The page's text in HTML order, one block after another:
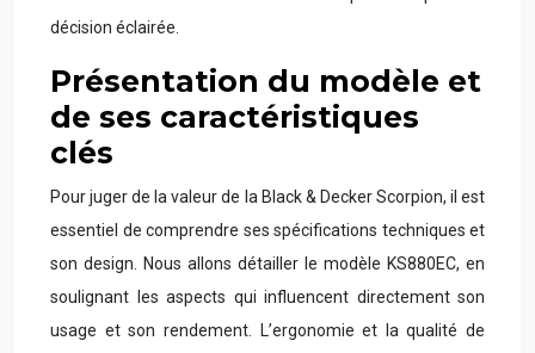
décision éclairée.
Présentation du modèle et
de ses caractéristiques
clés
Pour juger de la valeur de la Black & Decker Scorpion, il est
essentiel de comprendre ses spécifications techniques et
son design. Nous allons détailler le modèle KS880EC, en
soulignant les aspects qui influencent directement son
usage et son rendement. L’ergonomie et la qualité de